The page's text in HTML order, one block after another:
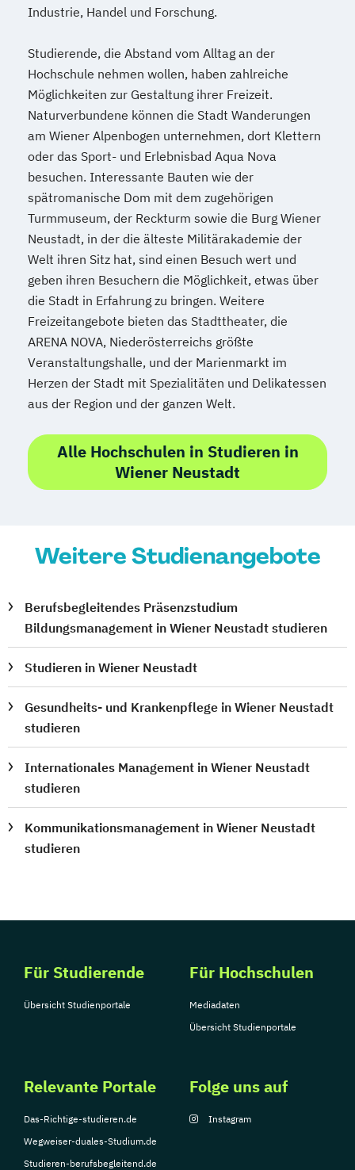
Industrie, Handel und Forschung.
Studierende, die Abstand vom Alltag an der
Hochschule nehmen wollen, haben zahlreiche
Möglichkeiten zur Gestaltung ihrer Freizeit.
Naturverbundene können die Stadt Wanderungen
am Wiener Alpenbogen unternehmen, dort Klettern
oder das Sport- und Erlebnisbad Aqua Nova
besuchen. Interessante Bauten wie der
spätromanische Dom mit dem zugehörigen
Turmmuseum, der Reckturm sowie die Burg Wiener
Neustadt, in der die älteste Militärakademie der
Welt ihren Sitz hat, sind einen Besuch wert und
geben ihren Besuchern die Möglichkeit, etwas über
die Stadt in Erfahrung zu bringen. Weitere
Freizeitangebote bieten das Stadttheater, die
ARENA NOVA, Niederösterreichs größte
Veranstaltungshalle, und der Marienmarkt im
Herzen der Stadt mit Spezialitäten und Delikatessen
aus der Region und der ganzen Welt.
Alle Hochschulen in Studieren in
Wiener Neustadt
Weitere Studienangebote
Berufsbegleitendes Präsenzstudium
Bildungsmanagement in Wiener Neustadt studieren
Studieren in Wiener Neustadt
Gesundheits- und Krankenpflege in Wiener Neustadt
studieren
Internationales Management in Wiener Neustadt
studieren
Kommunikationsmanagement in Wiener Neustadt
studieren
Für Studierende
Übersicht Studienportale
Für Hochschulen
Mediadaten
Übersicht Studienportale
Relevante Portale
Das-Richtige-studieren.de
Wegweiser-duales-Studium.de
Studieren-berufsbegleitend.de
Folge uns auf
Instagram